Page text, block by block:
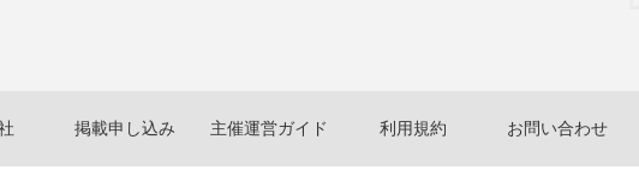
掲載申し込み 主催運営ガイド 利用規約 お問い合わせ